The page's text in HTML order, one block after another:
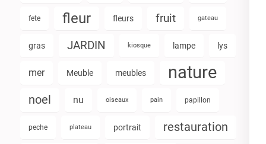
fete fleur fleurs fruit gateau
gras JARDIN kiosque lampe lys
mer Meuble meubles nature
noel nu oiseaux pain papillon
peche plateau portrait restauration